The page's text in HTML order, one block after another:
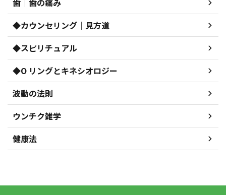
歯｜歯の痛み
◆カウンセリング｜見方道
◆スピリチュアル
◆O リングとキネシオロジー
波動の法則
ウンチク雑学
健康法